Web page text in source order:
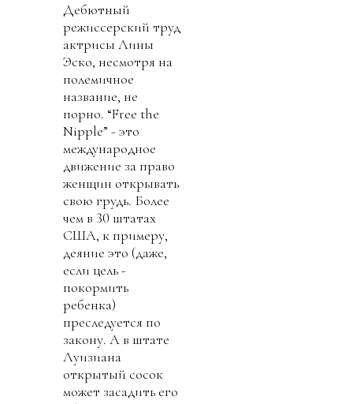
Дебютный
режиссерский труд
актрисы Лины
Эско, несмотря на
полемичное
название, не
порно. “Free the
Nipple” - это
международное
движение за право
женщин открывать
свою грудь. Более
чем в 30 штатах
США, к примеру,
деяние это (даже,
если цель -
покормить
ребенка)
преследуется по
закону. А в штате
Луизиана
открытый сосок
может засадить его